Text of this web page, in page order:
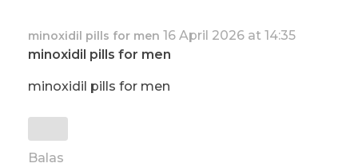
minoxidil pills for men 16 April 2026 at 14:35
minoxidil pills for men
minoxidil pills for men
Balas